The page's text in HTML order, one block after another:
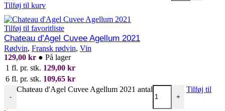
Tilføj til kurv
Tilføj til favoritliste
Chateau d’Agel Cuvee Agellum 2021
Rødvin, Fransk rødvin, Vin
129,00 kr ● På lager
1 fl. pr. stk. 129,00 kr
6 fl. pr. stk. 109,65 kr
-
Chateau d'Agel Cuvee Agellum 2021 antal
+
Tilføj til